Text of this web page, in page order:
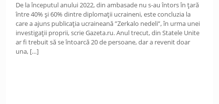
De la începutul anului 2022, din ambasade nu s-au întors în țară
între 40% și 60% dintre diplomații ucraineni, este concluzia la
care a ajuns publicația ucraineană ”Zerkalo nedeli”, în urma unei
investigații proprii, scrie Gazeta.ru. Anul trecut, din Statele Unite
ar fi trebuit să se întoarcă 20 de persoane, dar a revenit doar
una, […]